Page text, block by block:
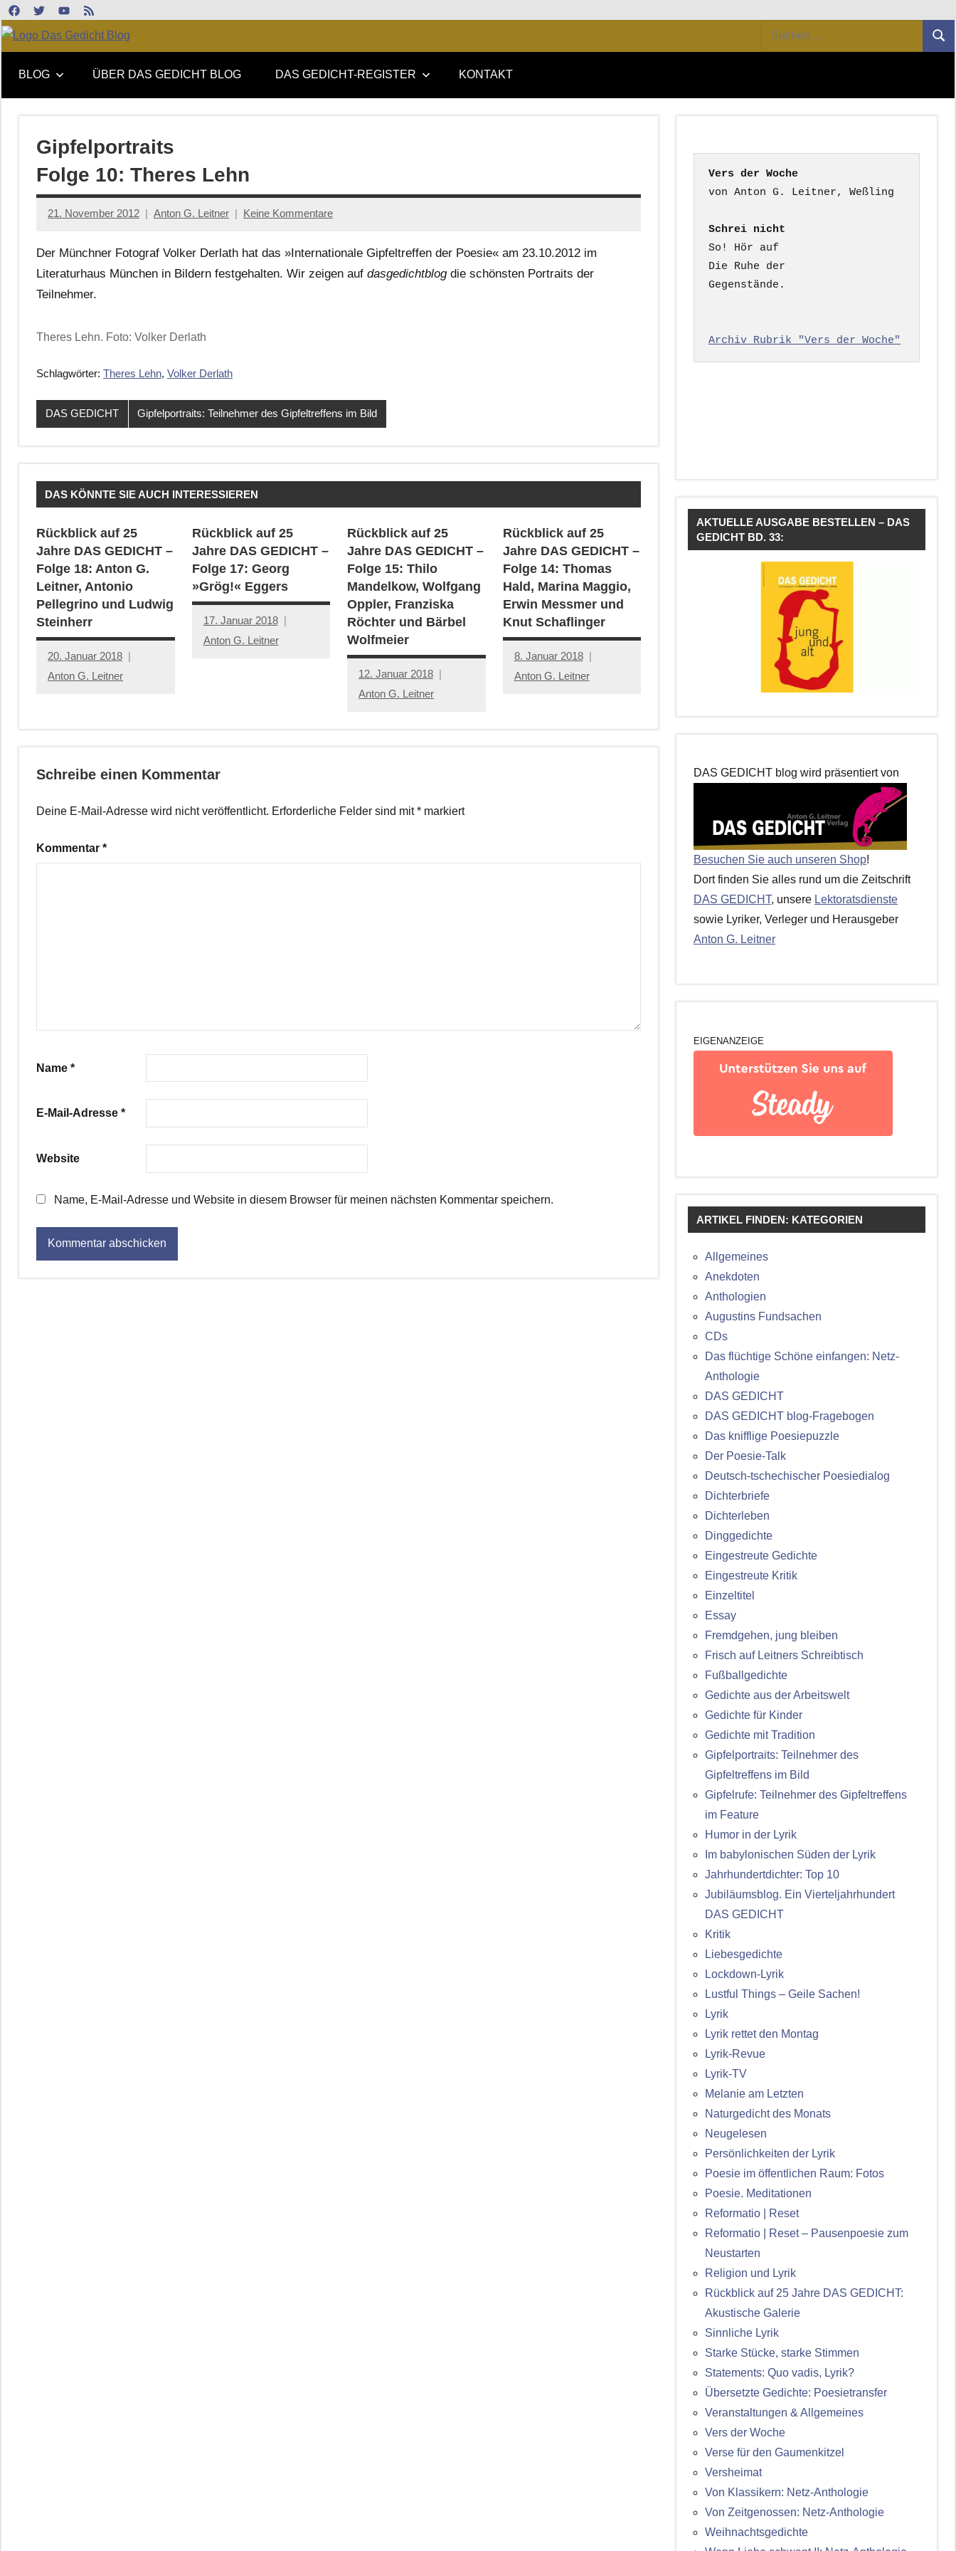
Zum
Inhalt
Facebook
TwitterYoutubeFeed
DAS
GEDICHT
blog
von
DAS
GEDICHT.
Zeitschrift
für
Lyrik,
Essay
und
Suchen
BLOG ÜBER DAS GEDICHT BLOG DAS GEDICHT-REGISTER KONTAKT
Gipfelportraits
Folge 10: Theres Lehn
21. November 2012 Anton G. Leitner Keine Kommentare
Der Münchner Fotograf Volker Derlath hat das »Internationale Gipfeltreffen der Poesie« am 23.10.2012 im
Literaturhaus München in Bildern festgehalten. Wir zeigen auf dasgedichtblogdie schönsten Portraits der
Teilnehmer.
Theres Lehn. Foto: Volker Derlath
Schlagwörter: Theres Lehn, Volker Derlath
DAS GEDICHT Gipfelportraits: Teilnehmer des Gipfeltreffens im Bild
DAS KÖNNTE SIE AUCH INTERESSIEREN
Rückblick auf 25
Jahre DAS GEDICHT –
Folge 18: Anton G.
Leitner, Antonio
Pellegrino und Ludwig
Steinherr
20. Januar 2018
Anton G. Leitner
Rückblick auf 25
Jahre DAS GEDICHT –
Folge 17: Georg
»Grög!« Eggers
17. Januar 2018
Anton G. Leitner
Rückblick auf 25
Jahre DAS GEDICHT –
Folge 15: Thilo
Mandelkow, Wolfgang
Oppler, Franziska
Röchter und Bärbel
Wolfmeier
12. Januar 2018
Anton G. Leitner
Rückblick auf 25
Jahre DAS GEDICHT –
Folge 14: Thomas
Hald, Marina Maggio,
Erwin Messmer und
Knut Schaflinger
8. Januar 2018
Anton G. Leitner
Schreibe einen Kommentar
Deine E-Mail-Adresse wird nicht veröffentlicht. Erforderliche Felder sind mit* markiert
Kommentar *
Name *
E-Mail-Adresse *
Website
Name, E-Mail-Adresse und Website in diesem Browser für meinen nächsten Kommentar speichern.
Vers der Woche
Schrei nicht
So! Hör auf
Die Ruhe der
Gegenstände.
Archiv Rubrik "Vers der Woche"
AKTUELLE AUSGABE BESTELLEN – DAS
GEDICHT BD. 33:
DAS GEDICHT blog wird präsentiert von
Besuchen Sie auch unseren Shop!
Dort finden Sie alles rund um die Zeitschrift
DAS GEDICHT, unsere Lektoratsdienste
sowie Lyriker, Verleger und Herausgeber
Anton G. Leitner
EIGENANZEIGE
ARTIKEL FINDEN: KATEGORIEN
Allgemeines
Anekdoten
Anthologien
Augustins Fundsachen
CDs
Das flüchtige Schöne einfangen: Netz-
Anthologie
DAS GEDICHT
DAS GEDICHT blog-Fragebogen
Das knifflige Poesiepuzzle
Der Poesie-Talk
Deutsch-tschechischer Poesiedialog
Dichterbriefe
Dichterleben
Dinggedichte
Eingestreute Gedichte
Eingestreute Kritik
Einzeltitel
Essay
Fremdgehen, jung bleiben
Frisch auf Leitners Schreibtisch
Fußballgedichte
Gedichte aus der Arbeitswelt
Gedichte für Kinder
Gedichte mit Tradition
Gipfelportraits: Teilnehmer des
Gipfeltreffens im Bild
Gipfelrufe: Teilnehmer des Gipfeltreffens
im Feature
Humor in der Lyrik
Im babylonischen Süden der Lyrik
Jahrhundertdichter: Top 10
Jubiläumsblog. Ein Vierteljahrhundert
DAS GEDICHT
Kritik
Liebesgedichte
Lockdown-Lyrik
Lustful Things – Geile Sachen!
Lyrik
Lyrik rettet den Montag
Lyrik-Revue
Lyrik-TV
Melanie am Letzten
Naturgedicht des Monats
Neugelesen
Persönlichkeiten der Lyrik
Poesie im öffentlichen Raum: Fotos
Poesie. Meditationen
Reformatio | Reset
Reformatio | Reset – Pausenpoesie zum
Neustarten
Religion und Lyrik
Rückblick auf 25 Jahre DAS GEDICHT:
Akustische Galerie
Sinnliche Lyrik
Starke Stücke, starke Stimmen
Statements: Quo vadis, Lyrik?
Übersetzte Gedichte: Poesietransfer
Veranstaltungen & Allgemeines
Vers der Woche
Verse für den Gaumenkitzel
Versheimat
Von Klassikern: Netz-Anthologie
Von Zeitgenossen: Netz-Anthologie
Weihnachtsgedichte